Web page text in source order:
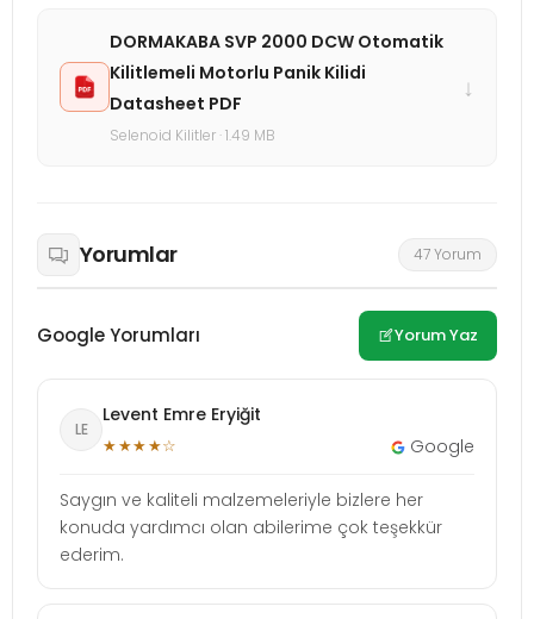
DORMAKABA SVP 2000 DCW Otomatik
Kilitlemeli Motorlu Panik Kilidi
Datasheet PDF
Selenoid Kilitler · 1.49 MB
↓
Yorumlar 47 Yorum
Google Yorumları Yorum Yaz
LE
Levent Emre Eryiğit
★★★★☆ Google
Saygın ve kaliteli malzemeleriyle bizlere her
konuda yardımcı olan abilerime çok teşekkür
ederim.